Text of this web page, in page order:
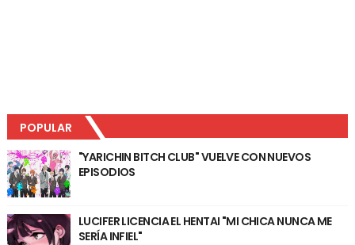
POPULAR
"YARICHIN BITCH CLUB" VUELVE CON NUEVOS
EPISODIOS
LUCIFER LICENCIA EL HENTAI "MI CHICA NUNCA ME
SERÍA INFIEL"